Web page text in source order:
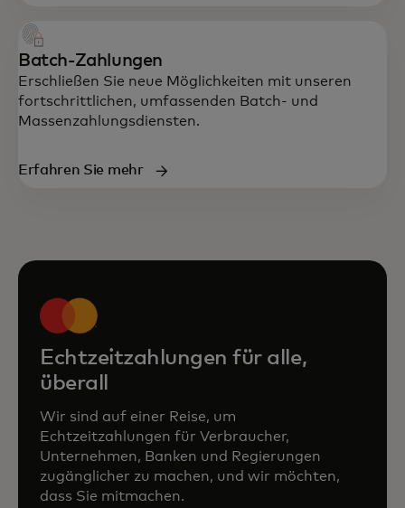
Batch-Zahlungen
Erschließen Sie neue Möglichkeiten mit unseren
fortschrittlichen, umfassenden Batch- und
Massenzahlungsdiensten.
Erfahren Sie mehr
Echtzeitzahlungen für alle,
überall
Wir sind auf einer Reise, um
Echtzeitzahlungen für Verbraucher,
Unternehmen, Banken und Regierungen
zugänglicher zu machen, und wir möchten,
dass Sie mitmachen.